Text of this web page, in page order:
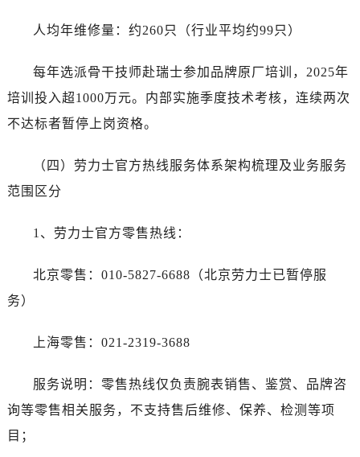
人均年维修量：约260只（行业平均约99只）
每年选派骨干技师赴瑞士参加品牌原厂培训，2025年
培训投入超1000万元。内部实施季度技术考核，连续两次
不达标者暂停上岗资格。
（四）劳力士官方热线服务体系架构梳理及业务服务
范围区分
1、劳力士官方零售热线：
北京零售：010-5827-6688（北京劳力士已暂停服
务）
上海零售：021-2319-3688
服务说明：零售热线仅负责腕表销售、鉴赏、品牌咨
询等零售相关服务，不支持售后维修、保养、检测等项
目；